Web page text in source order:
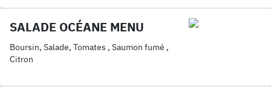
SALADE OCÉANE MENU
Boursin, Salade, Tomates , Saumon fumé ,
Citron